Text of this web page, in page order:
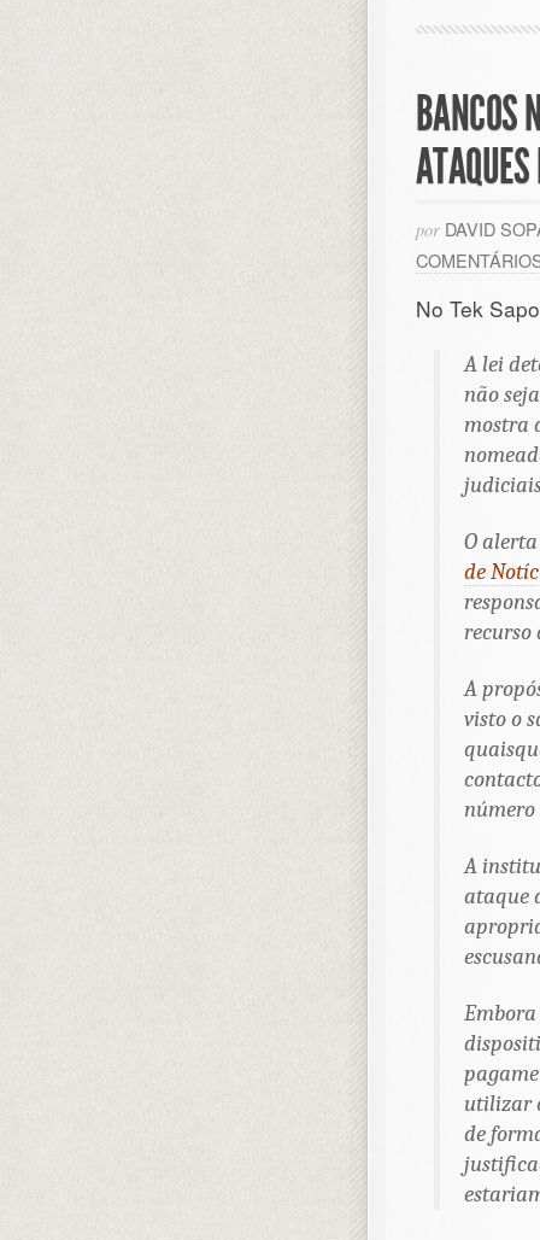
BANCOS
por DAVID
No Tek
A lei
não
mostra
O
de
recurso
A
visto o
número
A
ataque
Embora
utilizar
de